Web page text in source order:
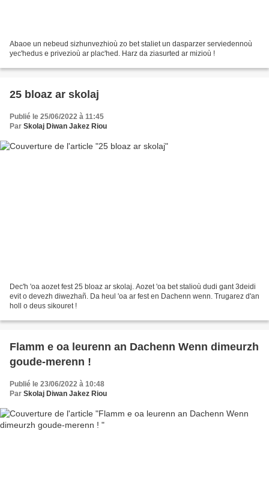
Abaoe un nebeud sizhunvezhioù zo bet staliet un dasparzer serviedennoù
yec'hedus e privezioù ar plac'hed. Harz da ziasurted ar mizioù !
25 bloaz ar skolaj
Publié le 25/06/2022 à 11:45
Par Skolaj Diwan Jakez Riou
Dec'h 'oa aozet fest 25 bloaz ar skolaj. Aozet 'oa bet stalioù dudi gant 3deidi
evit o devezh diwezhañ. Da heul 'oa ar fest en Dachenn wenn. Trugarez d'an
holl o deus sikouret !
Flamm e oa leurenn an Dachenn Wenn dimeurzh
goude-merenn !
Publié le 23/06/2022 à 10:48
Par Skolaj Diwan Jakez Riou